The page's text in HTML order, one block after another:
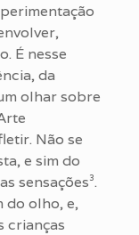
É nesse
da
olhar sobre
Não se
e sim do
sensações³.
do olho, e,
crianças